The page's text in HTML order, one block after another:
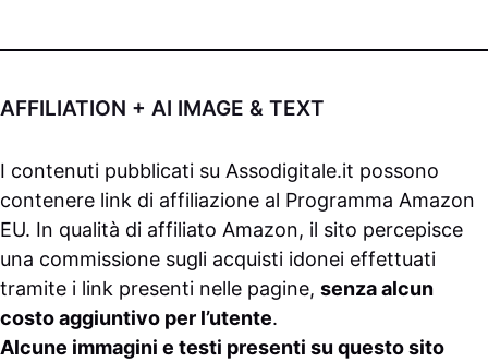
AFFILIATION + AI IMAGE & TEXT
I contenuti pubblicati su Assodigitale.it possono
contenere link di affiliazione al Programma Amazon
EU. In qualità di affiliato Amazon, il sito percepisce
una commissione sugli acquisti idonei effettuati
tramite i link presenti nelle pagine, senza alcun
costo aggiuntivo per l’utente.
Alcune immagini e testi presenti su questo sito